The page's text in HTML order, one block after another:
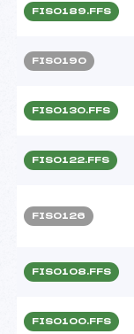
FIS0189.FFS
FIS0190
FIS0130.FFS
FIS0122.FFS
FIS0126
FIS0108.FFS
FIS0100.FFS